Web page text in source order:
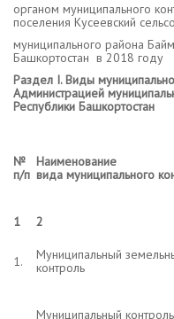
органом муниципального
поселения Кусеевский
муниципального района
Башкортостан в 2018 году
Раздел I. Виды
Администрацией
Республики Башкортостан
№
п/п
Наименование
вида муниципального
1
2
1.
Муниципальный
контроль
Муниципальный